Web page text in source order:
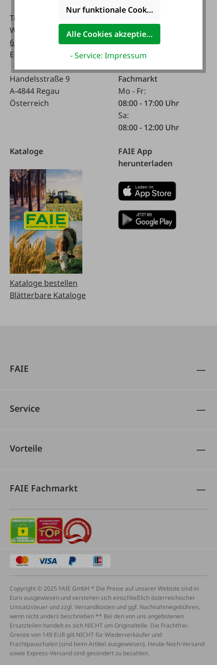
Tel:
WhatsApp:
0043 677
63514619
E-Mail:
info@faie.at
Handelsstraße 9
A-4844 Regau
Österreich
07:30 - 17.00 Uhr
Sa:
08:00 - 12:00 Uhr
Fachmarkt
Mo - Fr:
08:00 - 17:00 Uhr
Sa:
08:00 - 12:00 Uhr
Kataloge
Kataloge bestellen
Blätterbare Kataloge
FAIE App
herunterladen
FAIE
Service
Vorteile
FAIE Fachmarkt
Copyright © 2025 FAIE GmbH * Die Preise auf unserer Website sind in
Euro ausgewiesen und verstehen sich einschließlich österreichischer
Umsatzsteuer und zzgl. Versandkosten und ggf. Nachnahmegebühren,
wenn nicht anders beschrieben ** Bei den von uns angebotenen
Ersatzteilen handelt es sich NICHT um Originalteile. Die Frachtfrei-
Grenze von 149 EUR gilt NICHT für Wiederverkäufer und
Frachtpauschalen (sind beim Artikel ausgewiesen), Heute-Noch-Versand
sowie Express-Versand sind gesondert zu bezahlen.
Nur funktionale Cookies akzeptieren
Alle Cookies akzeptieren
- Service: Impressum